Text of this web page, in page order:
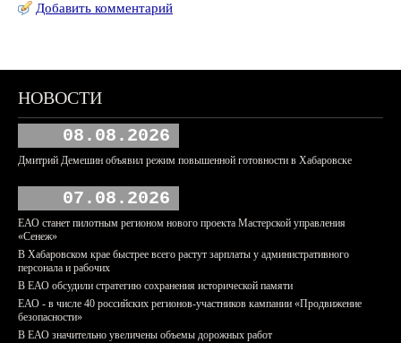
Добавить комментарий
НОВОСТИ
08.08.2026
Дмитрий Демешин объявил режим повышенной готовности в Хабаровске
07.08.2026
ЕАО станет пилотным регионом нового проекта Мастерской управления
«Сенеж»
В Хабаровском крае быстрее всего растут зарплаты у административного
персонала и рабочих
В ЕАО обсудили стратегию сохранения исторической памяти
ЕАО - в числе 40 российских регионов-участников кампании «Продвижение
безопасности»
В ЕАО значительно увеличены объемы дорожных работ